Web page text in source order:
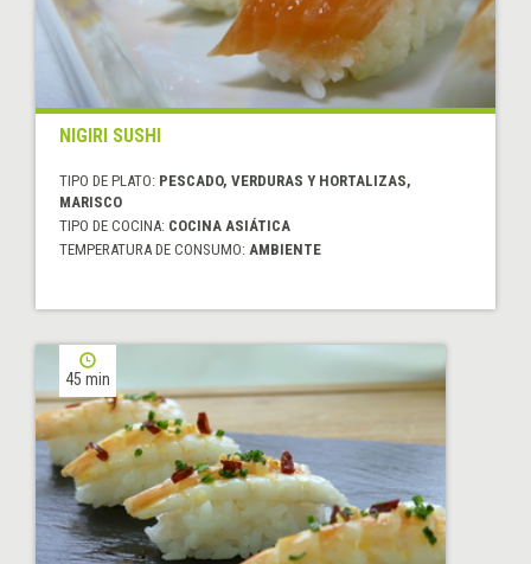
NIGIRI SUSHI
TIPO DE PLATO: PESCADO, VERDURAS Y HORTALIZAS,
MARISCO
TIPO DE COCINA: COCINA ASIÁTICA
TEMPERATURA DE CONSUMO: AMBIENTE
45 min